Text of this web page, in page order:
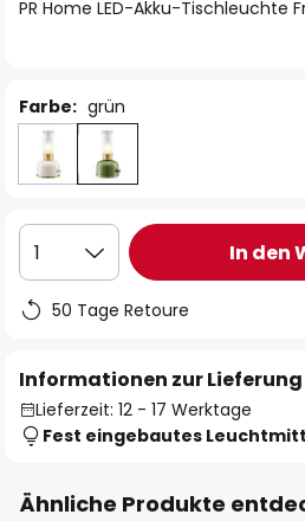
PR Home LED-Akku-Tischleuchte
Farbe: grün
1 In den
50 Tage Retoure
Informationen zur Lieferung
Lieferzeit: 12 - 17 Werktage
Fest eingebautes
Ähnliche Produkte